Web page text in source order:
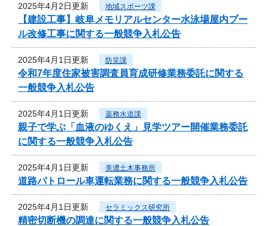
2025年4月2日更新 地域スポーツ課
【建設工事】岐阜メモリアルセンター水泳場屋内プー
ル改修工事に関する一般競争入札公告
2025年4月1日更新 防災課
令和7年度住家被害調査員育成研修業務委託に関する
一般競争入札公告
2025年4月1日更新 薬務水道課
親子で学ぶ「血液のゆくえ」見学ツアー開催業務委託
に関する一般競争入札公告
2025年4月1日更新 美濃土木事務所
道路パトロール車運転業務に関する一般競争入札公告
2025年4月1日更新 セラミックス研究所
精密切断機の調達に関する一般競争入札公告